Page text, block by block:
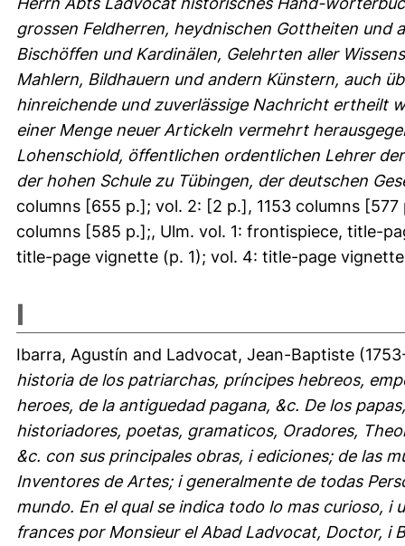
grossen Feldherren, heydnischen Gottheiten und
Bischöffen und Kardinälen, Gelehrten aller
Mahlern, Bildhauern und andern Künstern, auch
hinreichende und zuverlässige Nachricht ertheilt
einer Menge neuer Artickeln vermehrt
Lohenschiold, öffentlichen ordentlichen Lehrer
der hohen Schule zu Tübingen, der deutschen
columns [655 p.]; vol. 2: [2 p.], 1153 columns
columns [585 p.];, Ulm. vol. 1: frontispiece, title-
title-page vignette (p. 1); vol. 4: title-page vignette
I
Ibarra, Agustín and Ladvocat, Jean-Baptiste
historia de los patriarchas, príncipes hebreos,
heroes, de la antiguedad pagana, &c. De los
historiadores, poetas, gramaticos, Oradores,
&c. con sus principales obras, i ediciones; de las
Inventores de Artes; i generalmente de todas
mundo. En el qual se indica todo lo mas curioso, i
frances por Monsieur el Abad Ladvocat, Doctor, i